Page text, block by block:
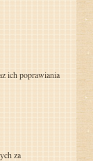
ich poprawiania
za